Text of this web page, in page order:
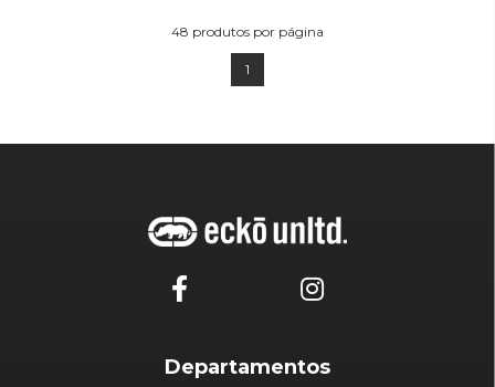
48 produtos por página
1
Departamentos